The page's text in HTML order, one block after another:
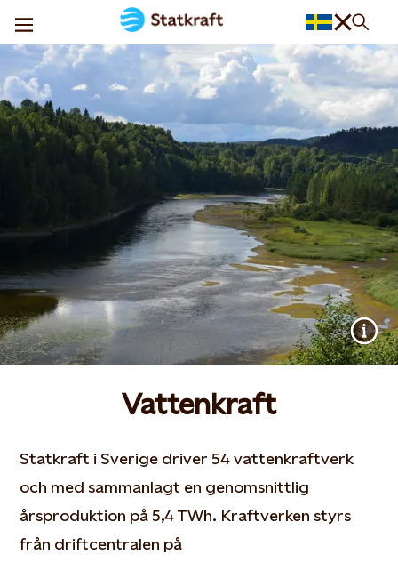
Vattenkraft
Statkraft i Sverige driver 54 vattenkraftverk
och med sammanlagt en genomsnittlig
årsproduktion på 5,4 TWh. Kraftverken styrs
från driftcentralen på